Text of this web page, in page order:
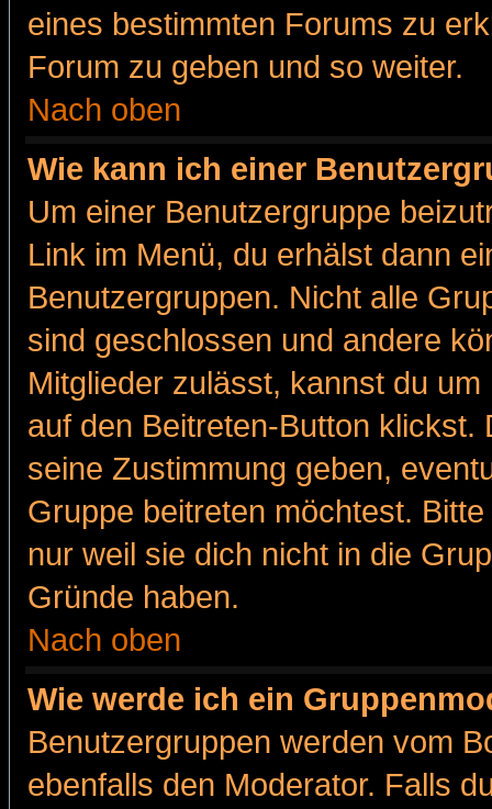
eines bestimmten Forums zu
Forum zu geben und so weiter.
Nach oben
Wie kann ich einer
Um einer Benutzergruppe
Link im Menü, du erhälst dann
Benutzergruppen. Nicht alle
sind geschlossen und andere
Mitglieder zulässt, kannst du
auf den Beitreten-Button
seine Zustimmung geben,
Gruppe beitreten möchtest.
nur weil sie dich nicht in die
Gründe haben.
Nach oben
Wie werde ich ein
Benutzergruppen werden vom
ebenfalls den Moderator. Falls